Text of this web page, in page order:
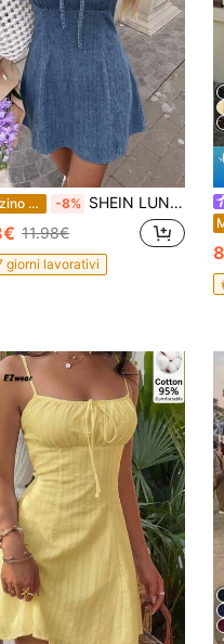
Magazzino EU -8% SHEIN LUNE Abito mini estivo casual da donna senza maniche con laccetti
11.98€
giorni lavorativi